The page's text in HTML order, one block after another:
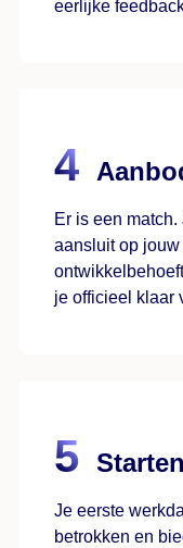
eerlijke
Er is een
aansluit op
je officieel klaar
Je eerste
betrokken en